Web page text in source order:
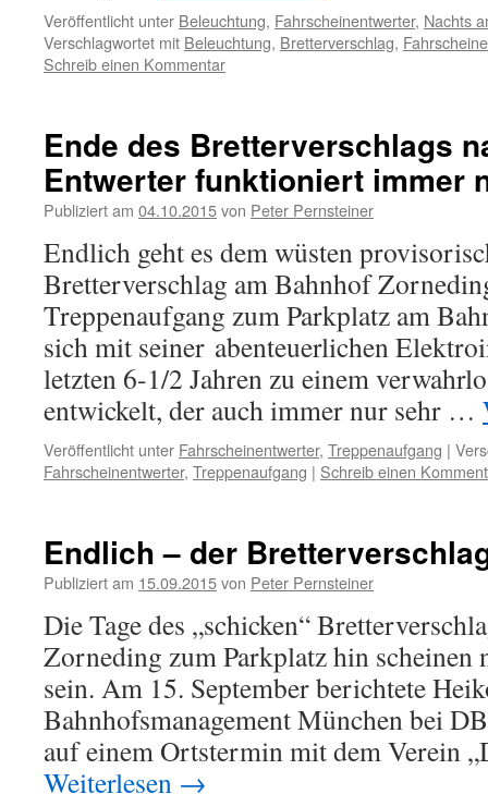
Veröffentlicht unter Beleuchtung, Fahrscheinentwerter, Nachts
Verschlagwortet mit Beleuchtung, Bretterverschlag,
Schreib einen Kommentar
Ende des Bretterverschlags
Entwerter funktioniert immer
Publiziert am 04.10.2015von Peter Pernsteiner
Endlich geht es dem wüsten
Bretterverschlag am Bahnhof
Treppenaufgang zum Parkplatz am
sich mit seiner abenteuerlichen
letzten 6-1/2 Jahren zu einem
entwickelt, der auch immer nur sehr …
Veröffentlicht unter Fahrscheinentwerter, Treppenaufgang |
Fahrscheinentwerter, Treppenaufgang | Schreib einen
Endlich – der
Publiziert am 15.09.2015von Peter Pernsteiner
Die Tage des „schicken“
Zorneding zum Parkplatz hin scheinen
sein. Am 15. September berichtete
Bahnhofsmanagement München bei
auf einem Ortstermin mit dem Verein
Weiterlesen →